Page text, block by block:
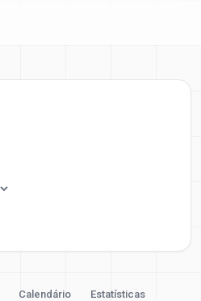
Calendário Estatísticas